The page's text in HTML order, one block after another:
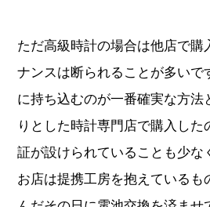
ただ高級時計の場合は他店で購
ナンスは断られることが多いで
に持ち込むのが一番確実な方
りとした時計専門店で購入し
証が設けられていることも少な
お店は提携工房を抱えているも